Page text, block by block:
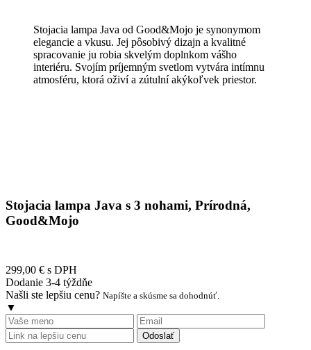
Stojacia lampa Java od Good&Mojo je synonymom
elegancie a vkusu. Jej pôsobivý dizajn a kvalitné
spracovanie ju robia skvelým doplnkom vášho
interiéru. Svojím príjemným svetlom vytvára intímnu
atmosféru, ktorá oživí a zútulní akýkoľvek priestor.
Stojacia lampa Java s 3 nohami, Prírodná,
Good&Mojo
299,00 € s DPH
Dodanie 3-4 týždňe
Našli ste lepšiu cenu? Napíšte a skúsme sa dohodnúť.
▼
Odoslať